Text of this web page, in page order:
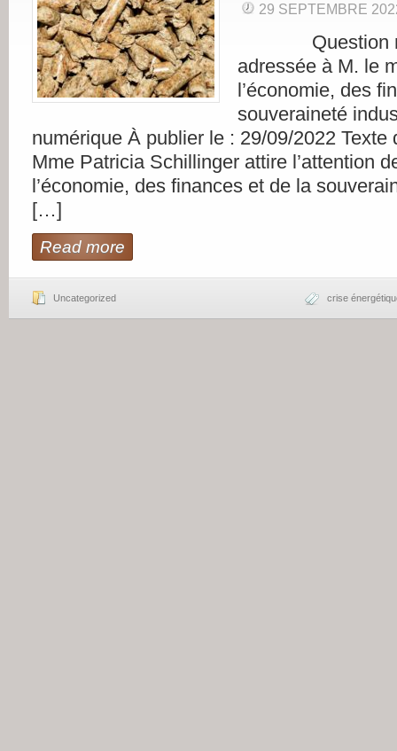
29 SEPTEMBRE
Question n°
adressée à M. le
l’économie, des
souveraineté
numérique À publier le : 29/09/2022 Texte
Mme Patricia Schillinger attire l’attention
l’économie, des finances et de la
[…]
Read more
Uncategorized crise